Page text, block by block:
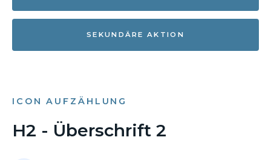
SEKUNDÄRE AKTION
ICON AUFZÄHLUNG
H2 - Überschrift 2